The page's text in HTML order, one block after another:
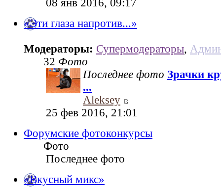
08 янв 2016, 09:17
«Эти глаза напротив...»
Модераторы: Супермодераторы,
32 Фото
Последнее фото Зрачки
...
Aleksey
25 фев 2016, 21:01
Форумские фотоконкурсы
Фото
Последнее фото
«Вкусный микс»